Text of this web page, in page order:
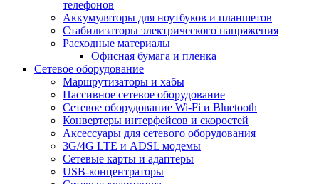
телефонов
Аккумуляторы для ноутбуков и планшетов
Стабилизаторы электрического напряжения
Расходные материалы
Офисная бумага и пленка
Сетевое оборудование
Маршрутизаторы и хабы
Пассивное сетевое оборудование
Сетевое оборудование Wi-Fi и Bluetooth
Конвертеры интерфейсов и скоростей
Аксессуары для сетевого оборудования
3G/4G LTE и ADSL модемы
Сетевые карты и адаптеры
USB-концентраторы